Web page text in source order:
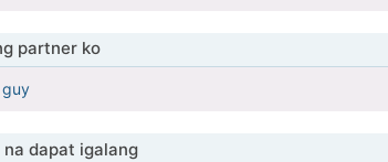
partner ko
guy
dapat igalang